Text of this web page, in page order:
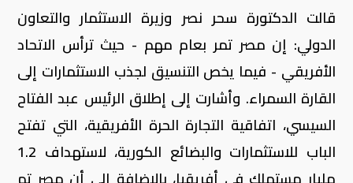
قالت الدكتورة سحر نصر وزيرة الاستثمار والتعاون
الدولي: إن مصر تمر بعام مهم - حيث ترأس الاتحاد
الأفريقي - فيما يخص التنسيق لجذب الاستثمارات إلى
القارة السمراء. وأشارت إلى إطلاق الرئيس عبد الفتاح
السيسي، اتفاقية التجارة الحرة الأفريقية، التي تفتح
الباب للاستثمارات والبضائع الكورية، لاستهداف 1.2